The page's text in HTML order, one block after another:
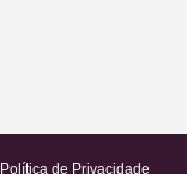
Política de Privacidade